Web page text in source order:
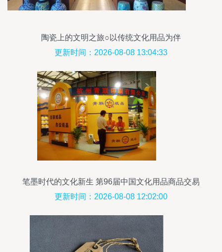
陶瓷上的文明之旅○以传统文化用品为伴
更新时间：2026-08-08 13:04:33
笔墨时代的文化新生 第96届中国文化用品商品交易
会巡礼
更新时间：2026-08-08 12:02:00